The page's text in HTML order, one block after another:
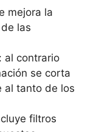
mejora la
las
: al contrario
se corta
al tanto de los
filtros